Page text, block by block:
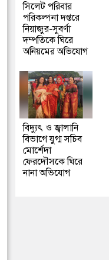
সিলেট পরিবার
পরিকল্পনা দপ্তরে
নিয়াজুর-সুবর্ণা
দম্পতিকে ঘিরে
অনিয়মের অভিযোগ
বিদ্যুৎ ও জ্বালানি
বিভাগে যুগ্ম সচিব
মোর্শেদা
ফেরদৌসকে ঘিরে
নানা অভিযোগ